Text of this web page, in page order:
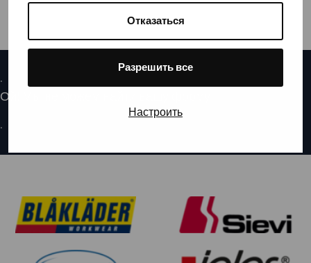
Отказаться
Разрешить все
Настроить
.
Ой! Мы не можем найти вашу форму.
.